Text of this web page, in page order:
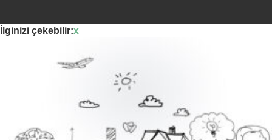
İlginizi çekebilir:x